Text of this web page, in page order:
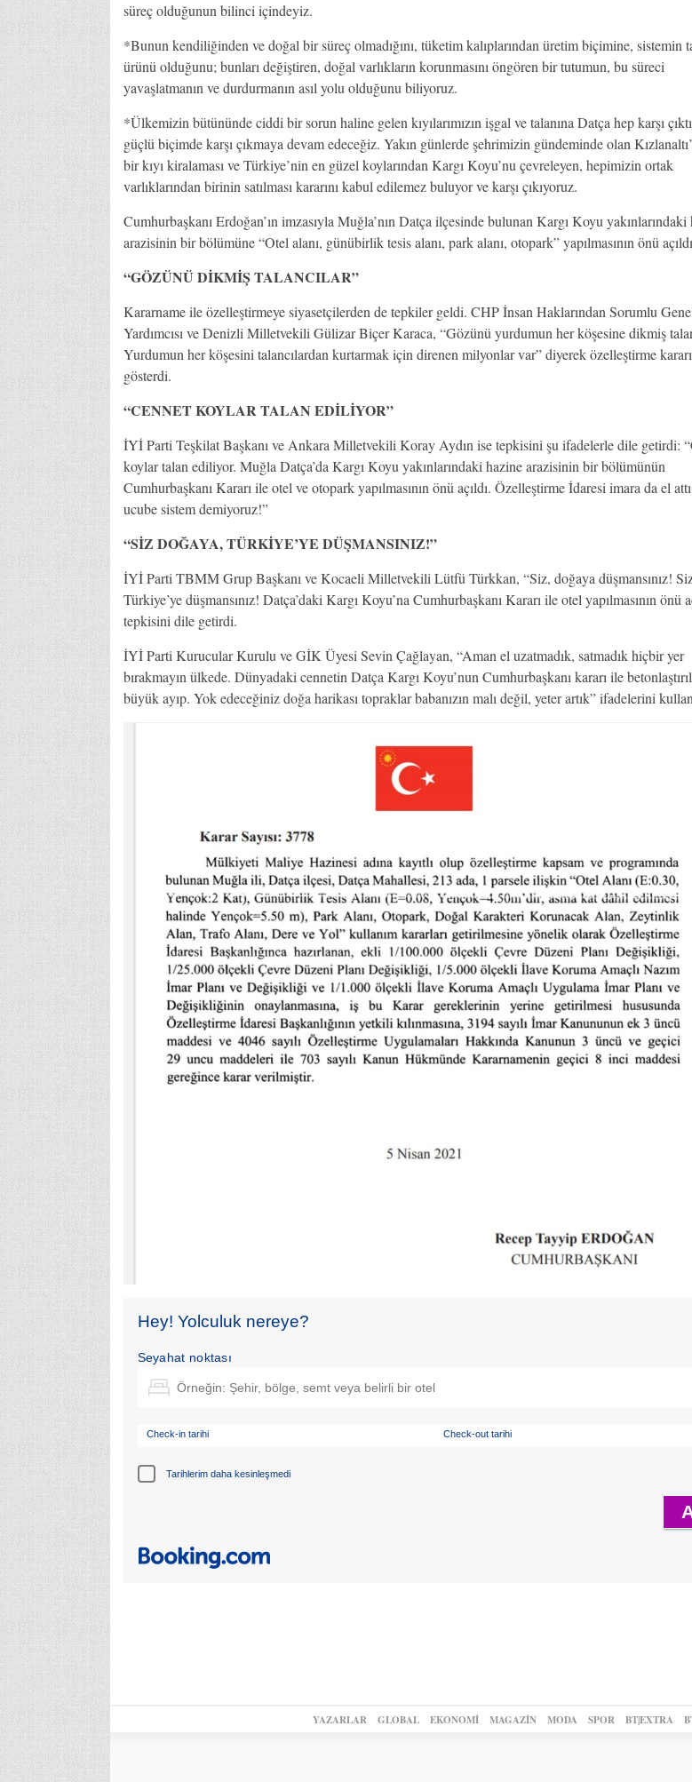
süreç olduğunun bilinci içindeyiz.
*Bunun kendiliğinden ve doğal bir süreç olmadığını, tüketim kalıplarından üretim biçimine, sistemin
ürünü olduğunu; bunları değiştiren, doğal varlıkların korunmasını öngören bir tutumun, bu süreci
yavaşlatmanın ve durdurmanın asıl yolu olduğunu biliyoruz.
*Ülkemizin bütününde ciddi bir sorun haline gelen kıyılarımızın işgal ve talanına Datça hep karşı
güçlü biçimde karşı çıkmaya devam edeceğiz. Yakın günlerde şehrimizin gündeminde olan
bir kıyı kiralaması ve Türkiye’nin en güzel koylarından Kargı Koyu’nu çevreleyen, hepimizin ortak
varlıklarından birinin satılması kararını kabul edilemez buluyor ve karşı çıkıyoruz.
Cumhurbaşkanı Erdoğan’ın imzasıyla Muğla’nın Datça ilçesinde bulunan Kargı Koyu yakınlarındaki
arazisinin bir bölümüne “Otel alanı, günübirlik tesis alanı, park alanı, otopark” yapılmasının önü
“GÖZÜNÜ DİKMİŞ TALANCILAR”
Kararname ile özelleştirmeye siyasetçilerden de tepkiler geldi. CHP İnsan Haklarından Sorumlu
Yardımcısı ve Denizli Milletvekili Gülizar Biçer Karaca, “Gözünü yurdumun her köşesine dikmiş
Yurdumun her köşesini talancılardan kurtarmak için direnen milyonlar var” diyerek özelleştirme
gösterdi.
“CENNET KOYLAR TALAN EDİLİYOR”
İYİ Parti Teşkilat Başkanı ve Ankara Milletvekili Koray Aydın ise tepkisini şu ifadelerle dile getirdi:
koylar talan ediliyor. Muğla Datça’da Kargı Koyu yakınlarındaki hazine arazisinin bir bölümünün
Cumhurbaşkanı Kararı ile otel ve otopark yapılmasının önü açıldı. Özelleştirme İdaresi imara da el
ucube sistem demiyoruz!”
“SİZ DOĞAYA, TÜRKİYE’YE DÜŞMANSINIZ!”
İYİ Parti TBMM Grup Başkanı ve Kocaeli Milletvekili Lütfü Türkkan, “Siz, doğaya düşmansınız!
Türkiye’ye düşmansınız! Datça’daki Kargı Koyu’na Cumhurbaşkanı Kararı ile otel yapılmasının önü
tepkisini dile getirdi.
İYİ Parti Kurucular Kurulu ve GİK Üyesi Sevin Çağlayan, “Aman el uzatmadık, satmadık hiçbir yer
bırakmayın ülkede. Dünyadaki cennetin Datça Kargı Koyu’nun Cumhurbaşkanı kararı ile
büyük ayıp. Yok edeceğiniz doğa harikası topraklar babanızın malı değil, yeter artık” ifadelerini
Hey! Yolculuk nereye?
Seyahat noktası
Check-in tarihi Check-out tarihi
Tarihlerim daha kesinleşmedi
YAZARLAR GLOBAL EKONOMİ MAGAZİN MODA SPOR BT|EXTRA